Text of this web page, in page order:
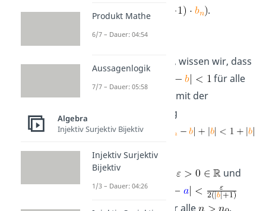
.
Beweis von (3)
konvergent ist, wissen wir, dass
für alle
. Daraus folgt mit der
Dreiecksungleichung
Wähle ein beliebiges
und
so, dass
und
für alle
.
Produkt Mathe
6/7 – Dauer: 04:54
Aussagenlogik
7/7 – Dauer: 05:58
Algebra
Injektiv Surjektiv Bijektiv
Injektiv Surjektiv
Bijektiv
1/3 – Dauer: 04:26